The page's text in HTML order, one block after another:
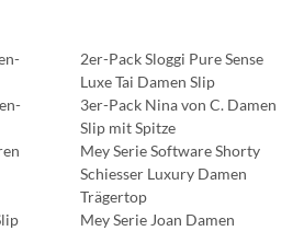
2er-Pack Sloggi Pure Sense
Luxe Tai Damen Slip
3er-Pack Nina von C. Damen
Slip mit Spitze
Mey Serie Software Shorty
Schiesser Luxury Damen
Trägertop
Mey Serie Joan Damen